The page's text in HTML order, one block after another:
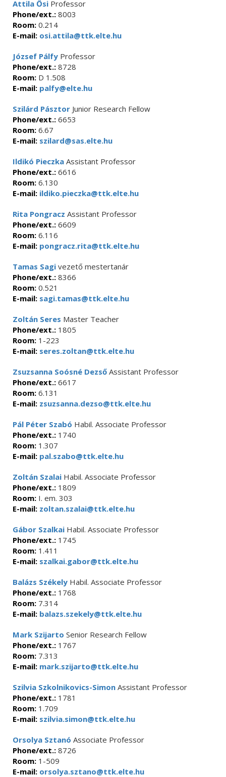
Attila Ősi Professor
Phone/ext.: 8003
Room: 0.214
E-mail: osi.attila@ttk.elte.hu
József Pálfy Professor
Phone/ext.: 8728
Room: D 1.508
E-mail: palfy@elte.hu
Szilárd Pásztor Junior Research Fellow
Phone/ext.: 6653
Room: 6.67
E-mail: szilard@sas.elte.hu
Ildikó Pieczka Assistant Professor
Phone/ext.: 6616
Room: 6.130
E-mail: ildiko.pieczka@ttk.elte.hu
Rita Pongracz Assistant Professor
Phone/ext.: 6609
Room: 6.116
E-mail: pongracz.rita@ttk.elte.hu
Tamas Sagi vezető mestertanár
Phone/ext.: 8366
Room: 0.521
E-mail: sagi.tamas@ttk.elte.hu
Zoltán Seres Master Teacher
Phone/ext.: 1805
Room: 1-223
E-mail: seres.zoltan@ttk.elte.hu
Zsuzsanna Soósné Dezső Assistant Professor
Phone/ext.: 6617
Room: 6.131
E-mail: zsuzsanna.dezso@ttk.elte.hu
Pál Péter Szabó Habil. Associate Professor
Phone/ext.: 1740
Room: 1.307
E-mail: pal.szabo@ttk.elte.hu
Zoltán Szalai Habil. Associate Professor
Phone/ext.: 1809
Room: I. em. 303
E-mail: zoltan.szalai@ttk.elte.hu
Gábor Szalkai Habil. Associate Professor
Phone/ext.: 1745
Room: 1.411
E-mail: szalkai.gabor@ttk.elte.hu
Balázs Székely Habil. Associate Professor
Phone/ext.: 1768
Room: 7.314
E-mail: balazs.szekely@ttk.elte.hu
Mark Szijarto Senior Research Fellow
Phone/ext.: 1767
Room: 7.313
E-mail: mark.szijarto@ttk.elte.hu
Szilvia Szkolnikovics-Simon Assistant Professor
Phone/ext.: 1781
Room: 1.709
E-mail: szilvia.simon@ttk.elte.hu
Orsolya Sztanó Associate Professor
Phone/ext.: 8726
Room: 1-509
E-mail: orsolya.sztano@ttk.elte.hu